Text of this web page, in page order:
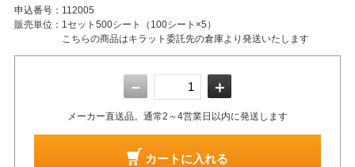
申込番号： 112005
販売単位： 1セット500シート（100シート×5）
こちらの商品はキラット委託先の倉庫より発送いたします
－ ＋
メーカー直送品。通常2～4営業日以内に発送します
カートに入れる